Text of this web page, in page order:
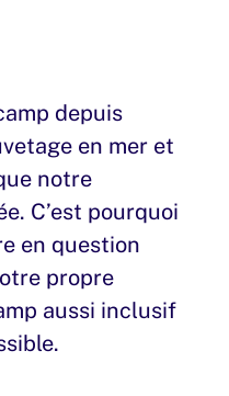
depuis
en mer et
notre
C’est pourquoi
en question
propre
aussi inclusif